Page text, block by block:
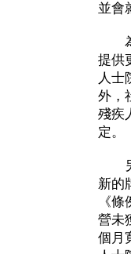
並會
為
提供
人士
外，
殘疾
定。
另
新的
《
營未
個月